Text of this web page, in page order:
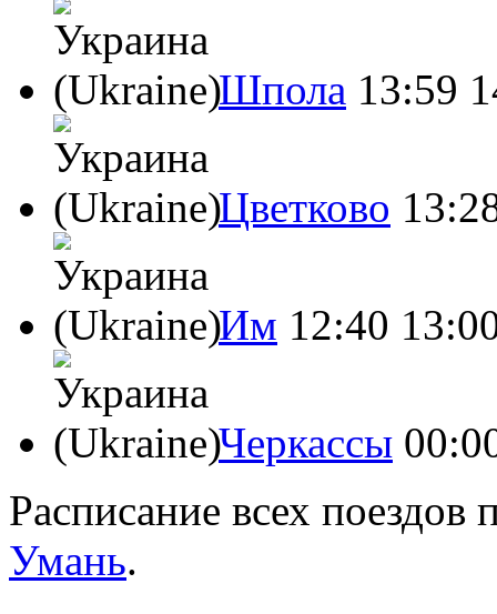
Шпола 13:59
Цветково
Им 12:40
Черкассы
Расписание всех
Умань.